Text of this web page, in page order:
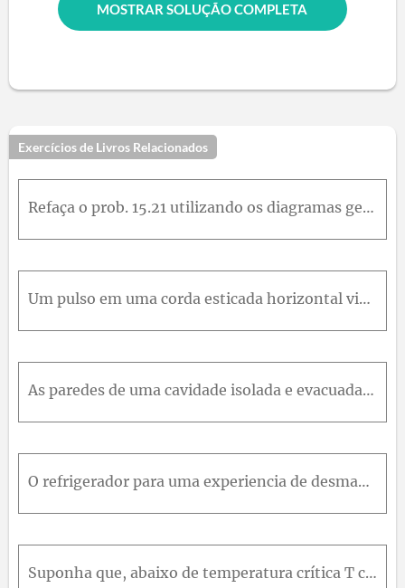
MOSTRAR SOLUÇÃO COMPLETA
Exercícios de Livros Relacionados
Refaça o prob. 15.21 utilizando os diagramas generalizados.
Um pulso em uma corda esticada horizontal viaja para a direita. Se a massa da corda por unidade de comprimento diminui para a direita, o que acontece com a velocidade do pulso conforme ele viaja para
As paredes de uma cavidade isolada e evacuada estilo em equilíbrio com a energia radiante em seu interior. O volume da cavidade e repentinamente diminuído de 100c m 3 para 50c m 3 . Se a temperatura i
O refrigerador para uma experiencia de desmagnetização adiabática e para ser feito de 40g de alúmen de cromo e potássio C r K S O 4 2.12 H 2 O , que tern as seguintes propriedades: o peso molecular e
Suponha que, abaixo de temperatura crítica T c a função de Helmholtz para uma película seja expressa como, F = A B 1 - T T c n Onde B , T cen são constantes que dependem da película, e A é a área da p